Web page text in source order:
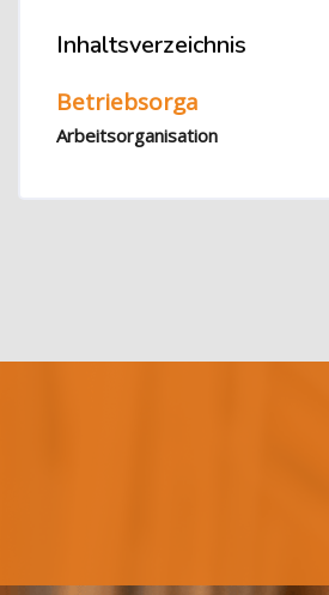
Inhaltsverzeichnis überspringen
Inhaltsverzeichnis
Betriebsorga
Arbeitsorganisation